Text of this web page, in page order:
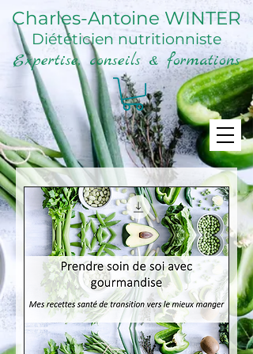
Charles-Antoine WINTER
Diététicien nutritionniste
Expertise, conseils & formations